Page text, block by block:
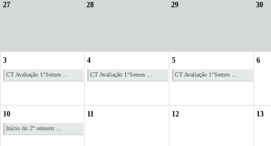
27
28 29 30
3
CT Avaliação 1°Semes ...
4
CT Avaliação 1°Semes ...
5
CT Avaliação 1°Semes ...
6
10
Início do 2º semestr ...
11 12 13